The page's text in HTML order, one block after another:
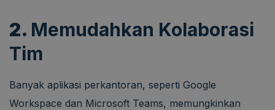
2. Memudahkan Kolaborasi
Tim
Banyak aplikasi perkantoran, seperti Google
Workspace dan Microsoft Teams, memungkinkan